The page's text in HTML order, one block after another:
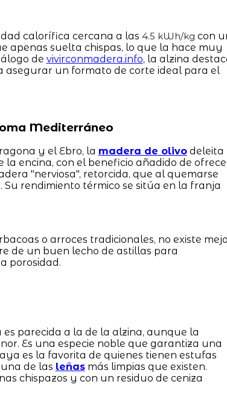
calorífica cercana a las 4.5 kWh/kg con
apenas suelta chispas, lo que la hace muy
de vivirconmadera.info, la alzina
asegurar un formato de corte ideal para el
Mediterráneo
y el Ebro, la madera de olivodeleita
la encina, con el beneficio añadido de
"nerviosa", retorcida, que al quemarse
rendimiento térmico se sitúa en la franja
o arroces tradicionales, no existe
de un buen lecho de astillas para
porosidad.
parecida a la de la alzina, aunque la
Es una especie noble que garantiza una
es la favorita de quienes tienen estufas
de las leñasmás limpias que existen.
chispazos y con un residuo de ceniza